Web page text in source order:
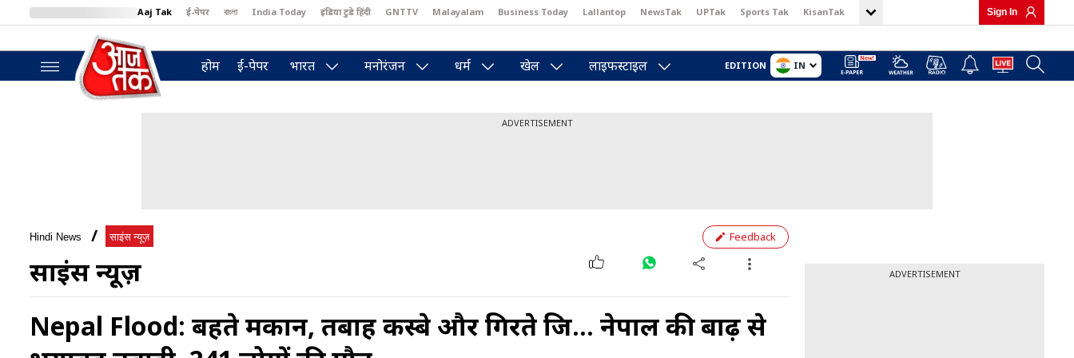
Aaj Tak ई-पेपर বাংলা India Today इंडिया टुडे हिंदी GNTTV Malayalam Business Today Lallantop NewsTak UPTak Sports Tak KisanTak
BT Bazaar
Sign In
होम ई-पेपर भारत मनोरंजन धर्म खेल लाइफस्टाइल EDITION IN
ADVERTISEMENT
Hindi News साइंस न्यूज़ Feedback
साइंस न्यूज़
Nepal Flood: बहते मकान, तबाह कस्बे और गिरते ब्रिज... नेपाल की बाढ़ से
ADVERTISEMENT